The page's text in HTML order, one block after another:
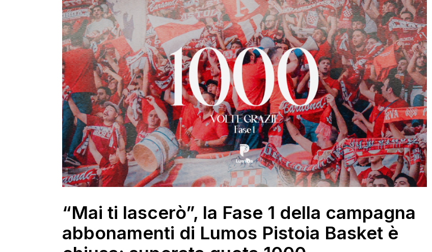
“Mai ti lascerò”, la Fase 1 della campagna
abbonamenti di Lumos Pistoia Basket è